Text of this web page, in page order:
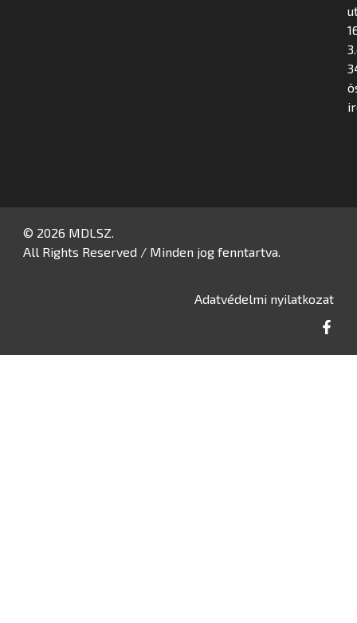
© 2026 MDLSZ.
All Rights Reserved / Minden jog fenntartva.
Adatvédelmi nyilatkozat